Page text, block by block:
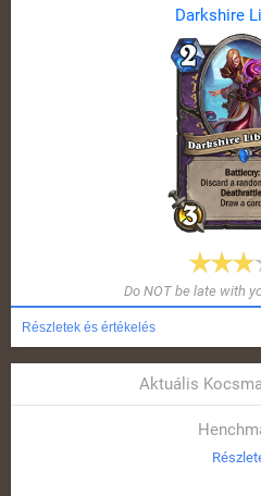
Darkshire
Do NOT be late with
Részletek és értékelés
Aktuális